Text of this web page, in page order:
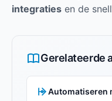
integraties en de
Gerelateerde
Automatiseren